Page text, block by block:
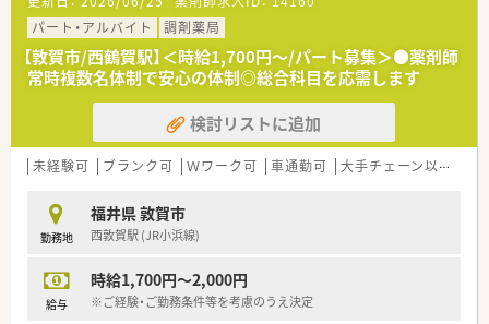
■総合薬剤師・調剤薬剤師（土日休み・19時までの勤務）どちらか
の働き方を選択できます
■調剤併設型だけでなく「医療モール・クリニック併設店舗」「敷
地内薬局」「訪問調剤特化型店舗」など様々な店舗を運営してい
ます
■在宅医療にも積極的取り組んでおり「訪問調剤特化型店舗」を
50店舗以上、無菌調剤室は業界最多の51店舗設置しています
■「プラチナくるみん認定企業」「健康経営優良法人2023（大規模
法人部門）認定」等を取得し一人ひとりが働きやすい環境が整備
■充実した研修制度、人事制度、評価制度、キャリア支援制度等
があるのも特徴です
パート・アルバイト
調剤薬局
【敦賀市/西鶴賀駅】＜時給1,700円～/パート募集＞●薬剤師
常時複数名体制で安心の体制◎総合科目を応需します
検討リストに追加
未経験可 ブランク可 Ｗワーク可 車通勤可 大手チェーン以外
勤務地
福井県 敦賀市
西敦賀駅 (JR小浜線)
給与
時給1,700円～2,000円
※ご経験・ご勤務条件等を考慮のうえ決定